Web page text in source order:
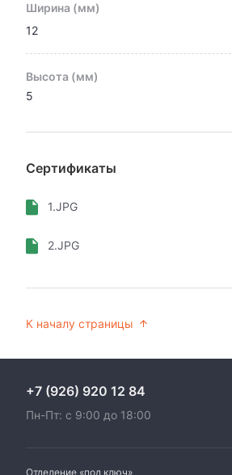
Ширина (мм)
12
Высота (мм)
5
Сертификаты
1.JPG
2.JPG
К началу страницы
Отделение «под ключ»
+7 (926) 920 12 84
Пн-Пт: с 9:00 до 18:00